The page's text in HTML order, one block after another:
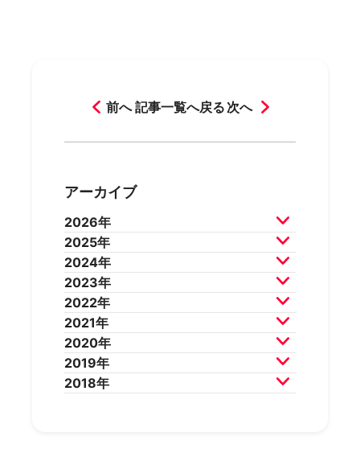
前へ 記事一覧へ戻る 次へ
アーカイブ
2026年
2026年7月 2026年6月
2026年5月 2026年4月
2026年3月 2026年2月
2025年
2025年12月2025年11月
2025年10月2025年9月
2025年8月 2025年7月
2025年6月
2025年4月
2025年2月
2024年
2024年12月2024年11月
2024年10月2024年9月
2024年8月 2024年7月
2024年6月
2024年4月
2024年2月
2023年
2023年12月2023年11月
2023年10月2023年9月
2023年8月 2023年7月
2023年6月
2023年4月
2022年
2022年12月2022年11月
2022年10月2022年9月
2022年8月 2022年7月
2022年6月
2021年
2021年12月2021年11月
2021年10月2021年9月
2021年8月 2021年7月
2020年
2020年12月2020年11月
2020年10月2020年9月
2019年
2019年12月2019年11月
2018年